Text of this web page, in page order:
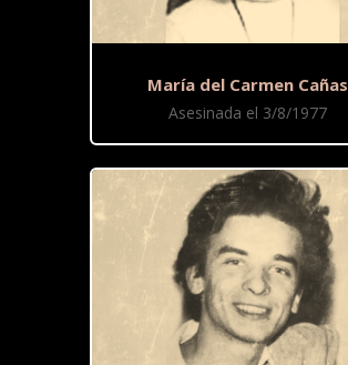
María del Carmen Cañas
Asesinada el 3/8/1977